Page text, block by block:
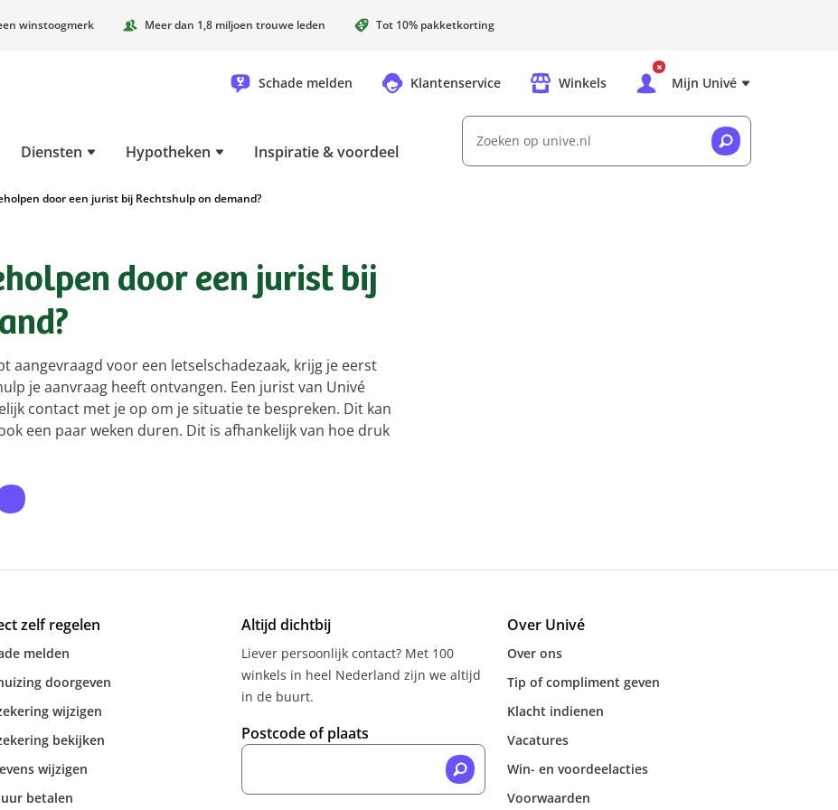
winstoogmerk Meer dan 1,8 miljoen trouwe leden Tot 10% pakketkorting
Schade melden Klantenservice Winkels Mijn Univé
Diensten Hypotheken Inspiratie & voordeel
Zoeken op unive.nl
door een jurist bij Rechtshulp on demand?
door een jurist bij
aangevraagd voor een letselschadezaak, krijg je eerst
je aanvraag heeft ontvangen. Een jurist van Univé
contact met je op om je situatie te bespreken. Dit kan
een paar weken duren. Dit is afhankelijk van hoe druk
zelf regelen
melden
doorgeven
wijzigen
bekijken
wijzigen
betalen
Altijd dichtbij
Liever persoonlijk contact? Met 100
winkels in heel Nederland zijn we altijd
in de buurt.
Postcode of plaats
Over Univé
Over ons
Tip of compliment geven
Klacht indienen
Vacatures
Win- en voordeelacties
Voorwaarden